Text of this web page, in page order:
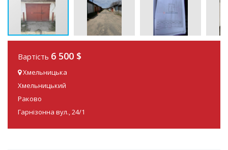
Вартість 6 500 $
Хмельницька
Хмельницький
Раково
Гарнізонна вул., 24/1